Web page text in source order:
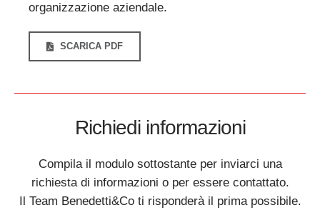
organizzazione aziendale.
SCARICA PDF
Richiedi informazioni
Compila il modulo sottostante per inviarci una
richiesta di informazioni o per essere contattato.
Il Team Benedetti&Co ti risponderà il prima possibile.